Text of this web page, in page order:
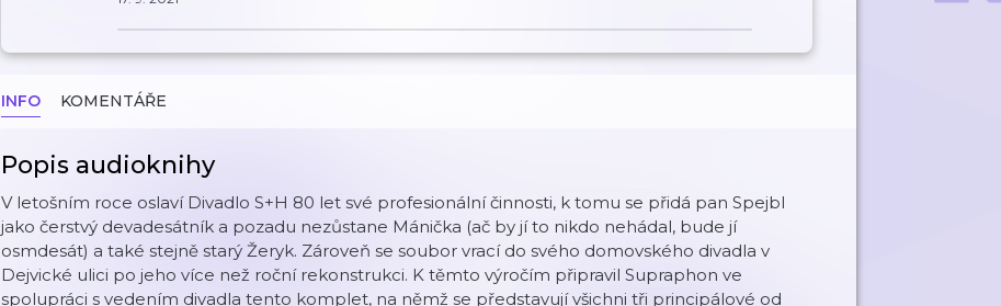
INFO KOMENTÁŘE
Popis audioknihy
V letošním roce oslaví Divadlo S+H 80 let své profesionální činnosti, k tomu se přidá pan Spejbl
jako čerstvý devadesátník a pozadu nezůstane Mánička (ač by jí to nikdo nehádal, bude jí
osmdesát) a také stejně starý Žeryk. Zároveň se soubor vrací do svého domovského divadla v
Dejvické ulici po jeho více než roční rekonstrukci. K těmto výročím připravil Supraphon ve
spolupráci s vedením divadla tento komplet, na němž se představují všichni tři principálové od